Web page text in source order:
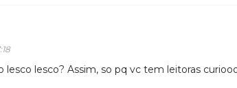
lesco lesco? Assim, so pq vc tem leitoras